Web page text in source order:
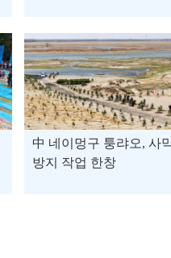
中 네이멍구 퉁랴오, 사
방지 작업 한창